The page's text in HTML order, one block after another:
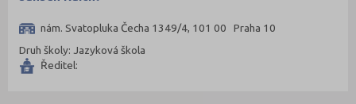
nám. Svatopluka Čecha 1349/4, 101 00 Praha 10
Druh školy: Jazyková škola
Ředitel: